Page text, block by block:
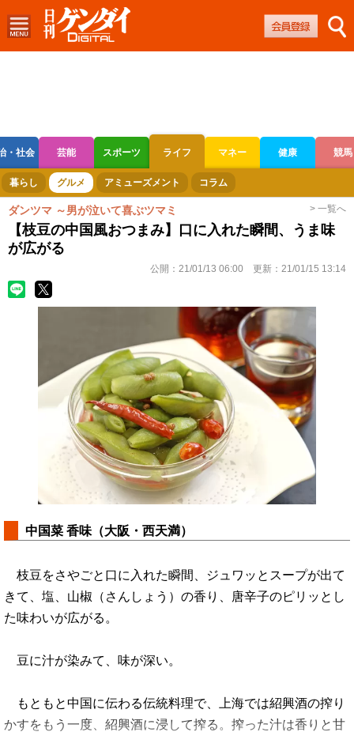
・社会 芸能 スポーツ ライフ マネー 健康 競馬
ボートレース 競輪 オートレース
暮らし グルメ アミューズメント コラム
ダンツマ ～男が泣いて喜ぶツマミ > 一覧へ
【枝豆の中国風おつまみ】口に入れた瞬間、うま味
が広がる
公開： 21/01/13 06:00 更新： 21/01/15 13:14
中国菜 香味（大阪・西天満）
枝豆をさやごと口に入れた瞬間、ジュワッとスープが出て
きて、塩、山椒（さんしょう）の香り、唐辛子のピリッとし
た味わいが広がる。
豆に汁が染みて、味が深い。
もともと中国に伝わる伝統料理で、上海では紹興酒の搾り
かすをもう一度、紹興酒に浸して搾る。搾った汁は香りと甘